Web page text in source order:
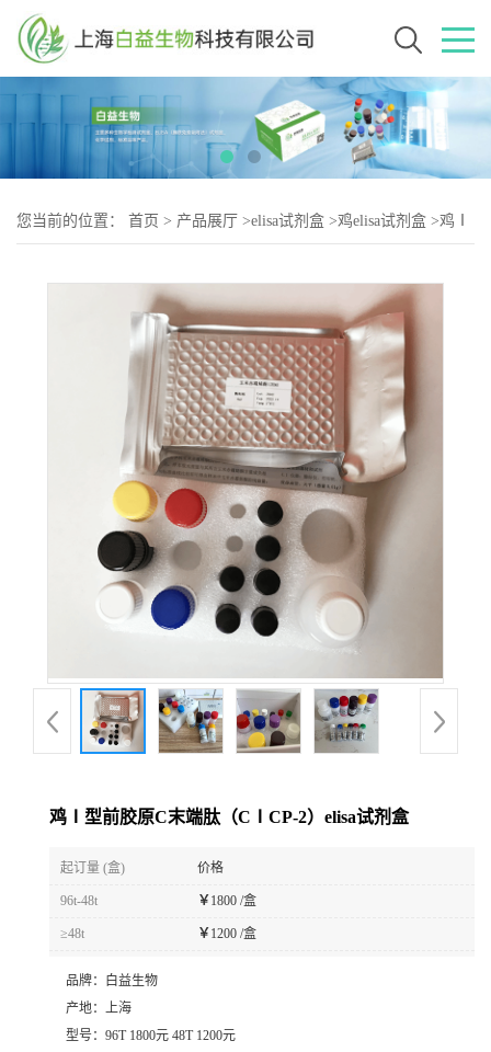
您当前的位置： 首页 > 产品展厅 >elisa试剂盒 >鸡elisa试剂盒 >鸡Ⅰ
鸡Ⅰ型前胶原C末端肽（CⅠCP-2）elisa试剂盒
起订量 (盒) 价格
96t-48t ￥ 1800 /盒
≥48t ￥ 1200 /盒
品牌：
白益生物
产地： 上海
型号： 96T 1800元 48T 1200元